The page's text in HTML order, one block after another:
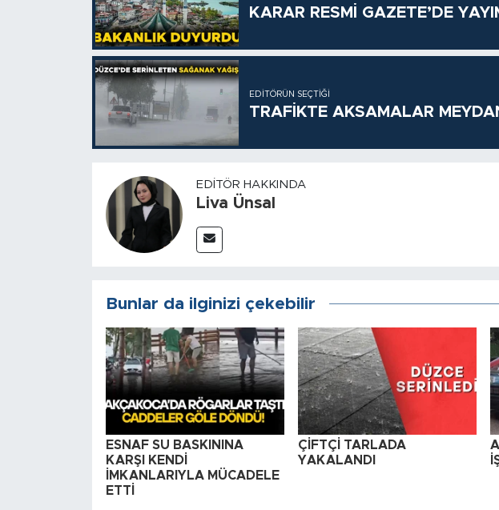
KARAR RESMİ GAZETE’DE
EDITÖRÜN SEÇTIĞI
TRAFİKTE AKSAMALAR
EDITÖR HAKKINDA
Liva Ünsal
Bunlar da ilginizi çekebilir
ESNAF SU BASKININA
KARŞI KENDİ
İMKANLARIYLA MÜCADELE
ETTİ
ÇİFTÇİ TARLADA
YAKALANDI